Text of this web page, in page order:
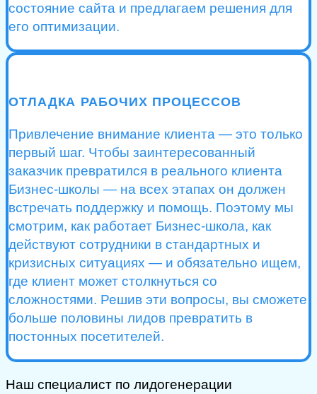
состояние сайта и предлагаем решения для
его оптимизации.
ОТЛАДКА РАБОЧИХ ПРОЦЕССОВ
Привлечение внимание клиента — это только
первый шаг. Чтобы заинтересованный
заказчик превратился в реального клиента
Бизнес-школы — на всех этапах он должен
встречать поддержку и помощь. Поэтому мы
смотрим, как работает Бизнес-школа, как
действуют сотрудники в стандартных и
кризисных ситуациях — и обязательно ищем,
где клиент может столкнуться со
сложностями. Решив эти вопросы, вы сможете
больше половины лидов превратить в
постонных посетителей.
Наш специалист по лидогенерации